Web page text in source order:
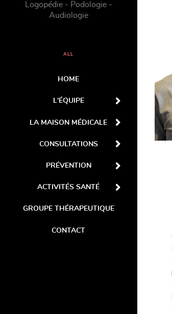
Logopédie - Podologie -
Audiologie
ALL
HOME
L'ÉQUIPE
LA MAISON MÉDICALE
CONSULTATIONS
PRÉVENTION
ACTIVITÉS SANTÉ
GROUPE THÉRAPEUTIQUE
CONTACT